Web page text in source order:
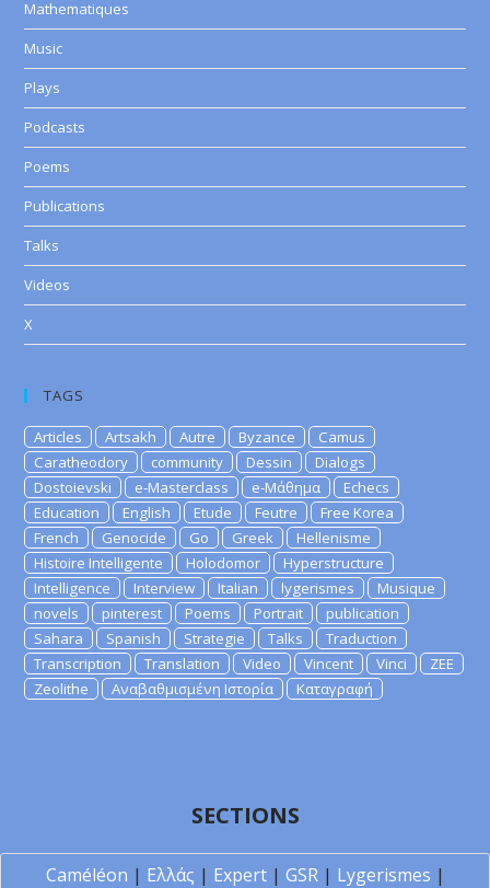
Mathematiques
Music
Plays
Podcasts
Poems
Publications
Talks
Videos
X
TAGS
Articles Artsakh Autre Byzance
Camus
Caratheodory
community Dessin
Dialogs
Dostoievski
e-Masterclass e-Μάθημα
Echecs
Education
English Etude Feutre
Free Korea
French
Genocide Go Greek
Hellenisme
Histoire Intelligente
Holodomor
Hyperstructure
Intelligence
Interview Italian lygerismes
Musique
novels
pinterest Poems Portrait
publication
Sahara
Spanish Strategie Talks
Traduction
Transcription
Translation Video Vincent Vinci
ZEE
Zeolithe
Αναβαθμισμένη Ιστορία Καταγραφή
SECTIONS
Caméléon | Ελλάς | Expert| GSR| Lygerismes |